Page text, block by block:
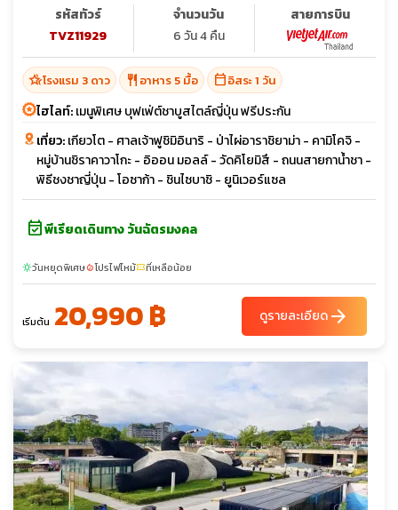
รหัสทัวร์
TVZ11929
จำนวนวัน
6 วัน 4 คืน
สายการบิน
hotel_classโรงแรม 3 ดาว restaurant อาหาร 5 มื้อ calendar_todayอิสระ 1 วัน
ไฮไลท์:เมนูพิเศษ บุฟเฟ่ต์ชาบูสไตล์ญี่ปุ่น ฟรีประกัน
เที่ยว:เกียวโต - ศาลเจ้าฟูชิมิอินาริ - ป่าไผ่อาราชิยาม่า - คามิโคจิ -
หมู่บ้านชิราคาวาโกะ - อิออน มอลล์ - วัดคิโยมิสึ - ถนนสายกาน้ำชา -
พิธีชงชาญี่ปุ่น - โอซาก้า - ชินไซบาชิ - ยูนิเวอร์แซล
event_availableพีเรียดเดินทาง วันฉัตรมงคล
sunnyวันหยุดพิเศษlocal_fire_departmentโปรไฟไหม้confirmation_numberที่เหลือน้อย
เริ่มต้น 20,990 ฿ ดูรายละเอียดarrow_forward